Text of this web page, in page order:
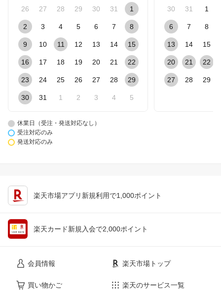
26 27 28 29 30 31 1
2 3 4 5 6 7 8
9 10 11 12 13 14 15
16 17 18 19 20 21 22
23 24 25 26 27 28 29
30 31 1 2 3 4 5
30 31 1
6 7 8
13 14 15
20 21 22
27 28 29
休業日（受注・発送対応なし）
受注対応のみ
発送対応のみ
楽天市場アプリ新規利用で1,000ポイント
楽天カード新規入会で2,000ポイント
会員情報
買い物かご
楽天市場トップ
楽天のサービス一覧